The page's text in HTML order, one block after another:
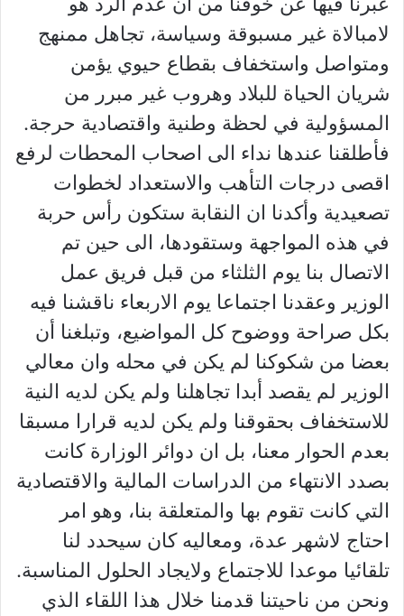
لامبالاة غير مسبوقة وسياسة، تجاهل ممنهج
ومتواصل واستخفاف بقطاع حيوي يؤمن
شريان الحياة للبلاد وهروب غير مبرر من
المسؤولية في لحظة وطنية واقتصادية حرجة.
فأطلقنا عندها نداء الى اصحاب المحطات لرفع
اقصى درجات التأهب والاستعداد لخطوات
تصعيدية وأكدنا ان النقابة ستكون رأس حربة
في هذه المواجهة وستقودها، الى حين تم
الاتصال بنا يوم الثلثاء من قبل فريق عمل
الوزير وعقدنا اجتماعا يوم الاربعاء ناقشنا فيه
بكل صراحة ووضوح كل المواضيع، وتبلغنا أن
بعضا من شكوكنا لم يكن في محله وان معالي
الوزير لم يقصد أبدا تجاهلنا ولم يكن لديه النية
للاستخفاف بحقوقنا ولم يكن لديه قرارا مسبقا
بعدم الحوار معنا، بل ان دوائر الوزارة كانت
بصدد الانتهاء من الدراسات المالية والاقتصادية
التي كانت تقوم بها والمتعلقة بنا، وهو امر
احتاج لاشهر عدة، ومعاليه كان سيحدد لنا
تلقائيا موعدا للاجتماع ولايجاد الحلول المناسبة.
ونحن من ناحيتنا قدمنا خلال هذا اللقاء الذي